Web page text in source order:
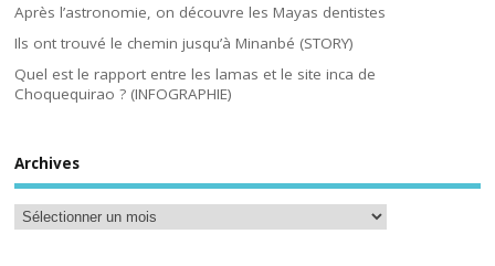
Après l’astronomie, on découvre les Mayas dentistes
Ils ont trouvé le chemin jusqu’à Minanbé (STORY)
Quel est le rapport entre les lamas et le site inca de
Choquequirao ? (INFOGRAPHIE)
Archives